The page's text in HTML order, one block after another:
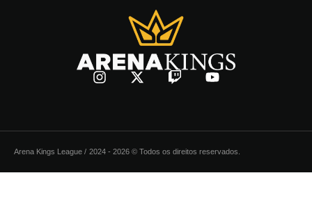
Arena Kings League / 2024 - 2026 © Todos os direitos reservados.